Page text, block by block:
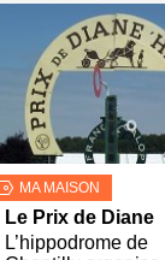
MA MAISON
Le Prix de Diane
L’hippodrome de